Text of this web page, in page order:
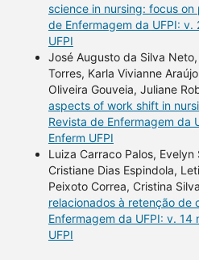
science in nursing: focus
de Enfermagem da UFPI: v.
UFPI
José Augusto da Silva
Torres, Karla Vivianne
Oliveira Gouveia, Juliane
aspects of work shift in
Revista de Enfermagem da
Enferm UFPI
Luiza Carraco Palos,
Cristiane Dias Espindola,
Peixoto Correa, Cristina
relacionados à retenção de
Enfermagem da UFPI: v. 14
UFPI